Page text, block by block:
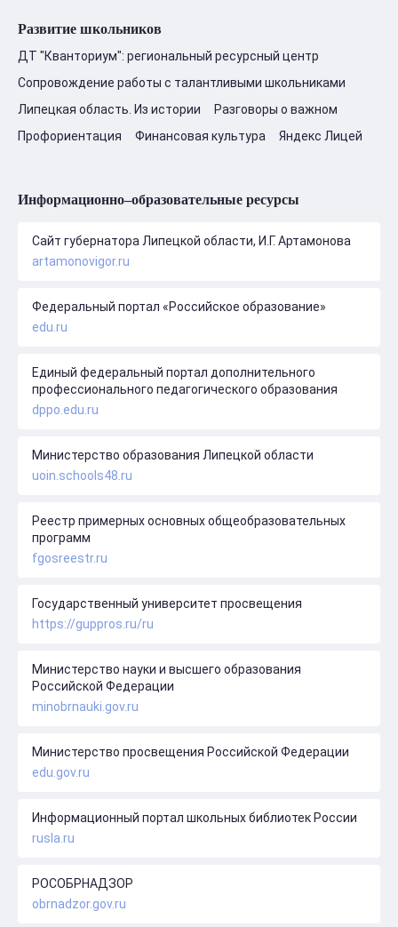
Развитие школьников
ДТ "Кванториум": региональный ресурсный центр
Сопровождение работы с талантливыми школьниками
Липецкая область. Из истории
Разговоры о важном
Профориентация
Финансовая культура Яндекс Лицей
Информационно–образовательные ресурсы
Сайт губернатора Липецкой области, И.Г. Артамонова
artamonovigor.ru
Федеральный портал «Российское образование»
edu.ru
Единый федеральный портал дополнительного
профессионального педагогического образования
dppo.edu.ru
Министерство образования Липецкой области
uoin.schools48.ru
Реестр примерных основных общеобразовательных
программ
fgosreestr.ru
Государственный университет просвещения
https://guppros.ru/ru
Министерство науки и высшего образования
Российской Федерации
minobrnauki.gov.ru
Министерство просвещения Российской Федерации
edu.gov.ru
Информационный портал школьных библиотек России
rusla.ru
РОСОБРНАДЗОР
obrnadzor.gov.ru